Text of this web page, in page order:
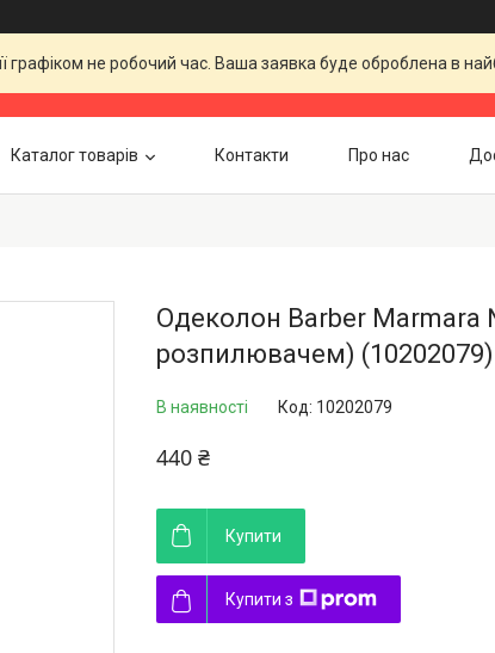
не робочий час. Ваша заявка буде оброблена в
Каталог товарів Контакти Про нас
Одеколон Barber Marmara
розпилювачем) (10202079)
В наявності Код: 10202079
440 ₴
Купити
Купити з